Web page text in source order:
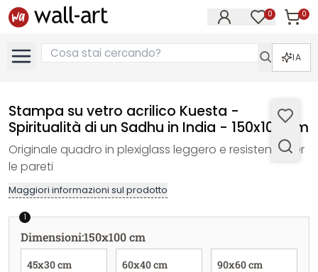
0 0
IA
Stampa su vetro acrilico Kuesta -
Spiritualità di un Sadhu in India - 150x100 cm
Originale quadro in plexiglass leggero e resistente per
le pareti
Maggiori informazioni sul prodotto
1
Dimensioni:150x100 cm
45x30 cm 60x40 cm 90x60 cm